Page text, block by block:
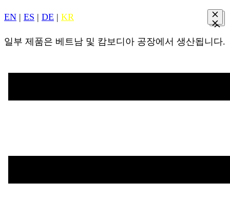
EN | ES | DE | KR
일부 제품은 베트남 및 캄보디아 공장에서 생산됩니다.